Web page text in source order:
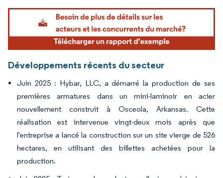
Image © Mordor Intelligence. La réutilisation nécessite une attribution sous CC BY
Développements récents du secteur
Juin 2025 : Hybar, LLC, a démarré la production de ses
premières armatures dans un mini-laminoir en acier
nouvellement construit à Osceola, Arkansas. Cette
réalisation est intervenue vingt-deux mois après que
l'entreprise a lancé la construction sur un site vierge de 526
hectares, en utilisant des billettes achetées pour la
production.